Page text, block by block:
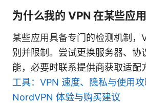
为什么我的 VPN 在某些应
某些应用具备专门的检测机制，
别并限制。尝试更换服务器、协
能，必要时联系提供商获取适配
工具：VPN 速度、隐私与使用
NordVPN 体验与购买建议